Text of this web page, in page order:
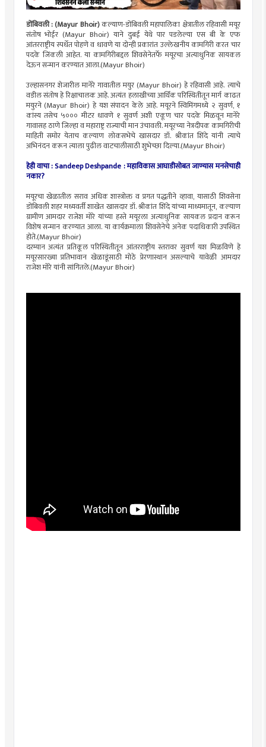
डोंबिवली : (Mayur Bhoir)कल्याण-डोंबिवली महापालिका क्षेत्रातील रहिवासी मयूर
संतोष भोईर (Mayur Bhoir) याने दुबई येथे पार पडलेल्या एस बी के एफ
आंतरराष्ट्रीय स्पर्धेत पोहणे व धावणे या दोन्ही प्रकारांत उल्लेखनीय कामगिरी करत चार
पदके जिंकली आहेत. या कामगिरीबद्दल शिवसेनेतर्फे मयूरचा अत्याधुनिक सायकल
देऊन सन्मान करण्यात आला.(Mayur Bhoir)
उल्हासनगर शेजारील मानेरे गावातील मयुर (Mayur Bhoir) हे रहिवासी आहे. त्याचे
वडील संतोष हे रिक्षाचालक आहे. अत्यंत हलाखीच्या आर्थिक परिस्थितीतून मार्ग काढत
मयुरने (Mayur Bhoir) हे यश संपादन केले आहे. मयूरने स्विमिंगमध्ये २ सुवर्ण, १
कांस्य तसेच ५००० मीटर धावणे १ सुवर्ण अशी एकूण चार पदके मिळवून मानेरे
गावासह ठाणे जिल्हा व महाराष्ट्र राज्याची मान उंचावली. मयूरच्या नेत्रदीपक कामगिरीची
माहिती समोर येताच कल्याण लोकसभेचे खासदार डॉ. श्रीकांत शिंदे यांनी त्याचे
अभिनंदन करून त्याला पुढील वाटचालीसाठी शुभेच्छा दिल्या.(Mayur Bhoir)
हेही वाचा :Sandeep Deshpande : महाविकास आघाडीसोबत जाण्यास मनसेचाही
नकार?
मयूरचा खेळातील सराव अधिक शास्त्रोक्त व प्रगत पद्धतीने व्हावा, यासाठी शिवसेना
डोंबिवली शहर मध्यवर्ती शाखेत खासदार डॉ. श्रीकांत शिंदे यांच्या माध्यमातून, कल्याण
ग्रामीण आमदार राजेश मोरे यांच्या हस्ते मयूरला अत्याधुनिक सायकल प्रदान करून
विशेष सन्मान करण्यात आला. या कार्यक्रमाला शिवसेनेचे अनेक पदाधिकारी उपस्थित
होते.(Mayur Bhoir)
दरम्यान अत्यंत प्रतिकूल परिस्थितीतून आंतरराष्ट्रीय स्तरावर सुवर्ण यश मिळविणे हे
मयूरसारख्या प्रतिभावान खेळाडूंसाठी मोठे प्रेरणास्थान असल्याचे यावेळी आमदार
राजेश मोरे यांनी सांगितले.(Mayur Bhoir)